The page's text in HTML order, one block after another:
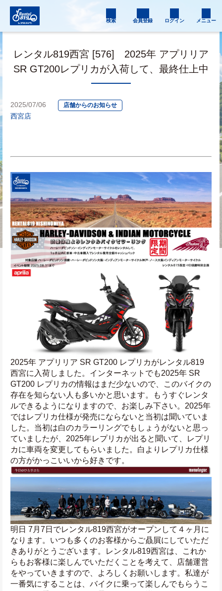
検索 会員登録 ログイン メニュー
レンタル819西宮 [576] 2025年 アプリリア
SR GT200レプリカが入荷して、最終仕上中
2025/07/06 店舗からのお知らせ
西宮店
2025年 アプリリア SR GT200 レプリカがレンタル819
西宮に入荷しました。インターネットでも2025年 SR
GT200 レプリカの情報はまだ少ないので、このバイクの
存在を知らない人も多いかと思います。もうすぐレンタ
ルできるようになりますので、お楽しみ下さい。2025年
ではレプリカ仕様が発売にならないと当初は聞いていま
した。当初は白のカラーリングでもしょうがないと思っ
ていましたが、2025年レプリカが出ると聞いて、レプリ
カに車両を変更してもらいました。白よりレプリカ仕様
の方がかっこいいから好きです。
明日 7月7日でレンタル819西宮がオープンして４ヶ月に
なります。いつも多くのお客様からご贔屓にしていただ
きありがとうございます。レンタル819西宮は、これか
らもお客様に楽しんでいただくことを考えて、店舗運営
をやっていきますので、よろしくお願いします。私達が
一番気にすることは、バイクに乗って楽しんでもらうこ